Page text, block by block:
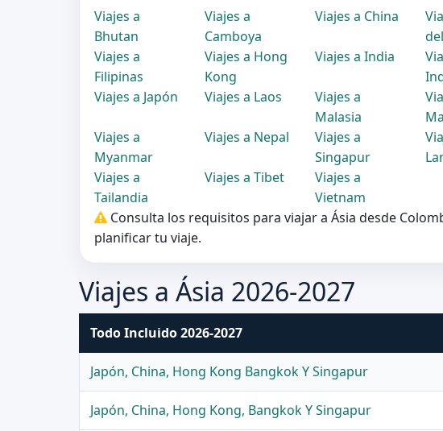
Viajes a
Bhutan
Viajes a
Camboya
Viajes a China
Viajes a
Filipinas
Viajes a Hong
Kong
Viajes a India
Viajes a Japón
Viajes a Laos
Viajes a
Malasia
Viajes a
Myanmar
Viajes a Nepal
Viajes a
Singapur
Viajes a
Tailandia
Viajes a Tibet
Viajes a
Vietnam
Consulta los requisitos para viajar a Ásia desde
planificar tu viaje.
Viajes a Ásia 2026-2027
Todo Incluido 2026-2027
Japón, China, Hong Kong Bangkok Y Singapur
Japón, China, Hong Kong, Bangkok Y Singapur